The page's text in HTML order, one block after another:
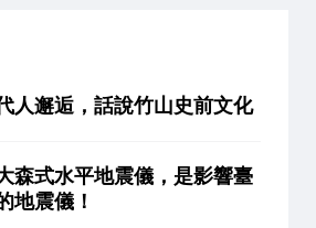
人邂逅，話說竹山史前文化
森式水平地震儀，是影響臺
地震儀！